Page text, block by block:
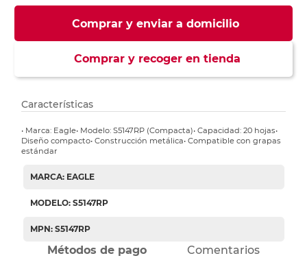
Comprar y enviar a domicilio
Comprar y recoger en tienda
Características
• Marca: Eagle• Modelo: S5147RP (Compacta)• Capacidad: 20 hojas•
Diseño compacto• Construcción metálica• Compatible con grapas
estándar
MARCA: EAGLE
MODELO: S5147RP
MPN: S5147RP
Métodos de pago Comentarios